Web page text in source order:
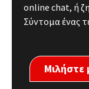
online chat, ή
Σύντομα ένας
Μιλήστε